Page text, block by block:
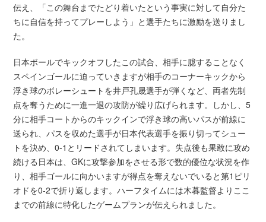
伝え、「この舞台までたどり着いたという事実に対して自分た
ちに自信を持ってプレーしよう」と選手たちに激励を送りまし
た。
日本ボールでキックオフしたこの試合、相手に臆することなく
スペインゴールに迫っていきますが相手のコーナーキックから
浮き球のボレーシュートを井戸孔晟選手が弾くなど、両者先制
点を奪うために一進一退の攻防が繰り広げられます。しかし、5
分に相手コートからのキックインで浮き球の高いパスが前線に
送られ、パスを収めた選手が日本代表選手を振り切ってシュー
トを決め、0-1とリードされてしまいます。失点後も果敢に攻め
続ける日本は、GKに攻撃参加をさせる形で数的優位な状況を作
り、相手ゴールに向かいますが得点を奪えないでいると第1ピリ
オドを0-2で折り返します。ハーフタイムには木暮監督よりここ
までの前線に特化したゲームプランが伝えられました。